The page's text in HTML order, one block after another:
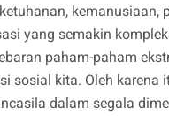
kemanusiaan,
yang semakin
paham-paham
sosial kita. Oleh
dalam segala